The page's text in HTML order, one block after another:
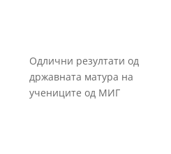
Одлични резултати од
државната матура на
учениците од МИГ